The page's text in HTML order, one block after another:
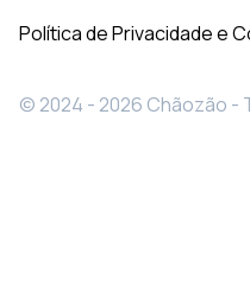
Política de Privacidade e
© 2024 - 2026 Chãozão -